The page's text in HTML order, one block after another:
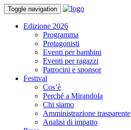
Toggle navigation
Edizione 2026
Programma
Protagonisti
Eventi per bambini
Eventi per ragazzi
Patrocini e sponsor
Festival
Cos’è
Perché a Mirandola
Chi siamo
Amministrazione trasparente
Analisi di impatto